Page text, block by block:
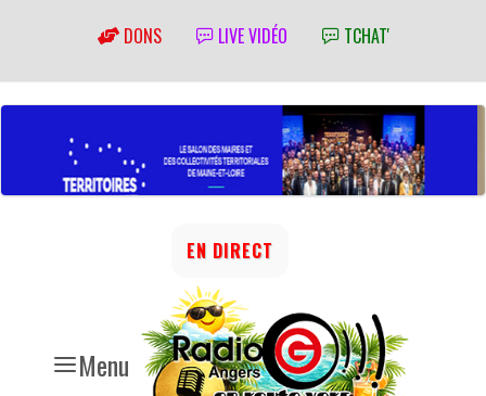
DONS LIVE VIDÉO TCHAT'
Menu
EN DIRECT